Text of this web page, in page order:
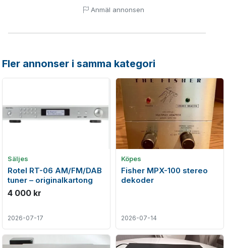
Anmäl annonsen
Fler annonser i samma kategori
Säljes
Rotel RT-06 AM/FM/DAB
tuner – originalkartong
4 000 kr
2026-07-17
Köpes
Fisher MPX-100 stereo
dekoder
2026-07-14